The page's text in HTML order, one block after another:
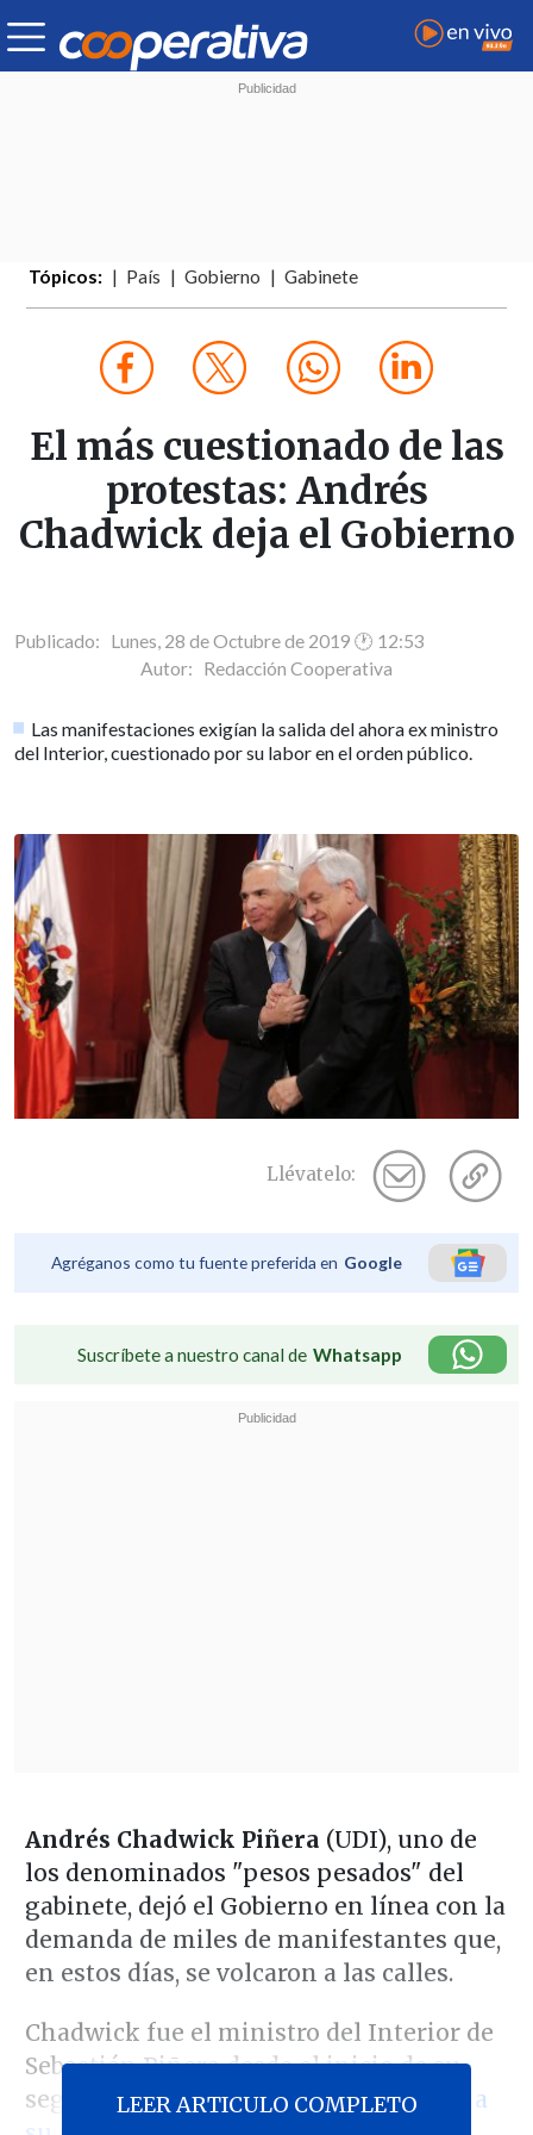
Tópicos: País Gobierno Gabinete
El más cuestionado de las
protestas: Andrés
Chadwick deja el Gobierno
Publicado: Lunes, 28 de Octubre de 2019 🕐 12:53
Autor: Redacción Cooperativa
Las manifestaciones exigían la salida del ahora ex ministro
del Interior, cuestionado por su labor en el orden público.
Llévatelo:
Agréganos como tu fuente preferida en Google
Suscríbete a nuestro canal de Whatsapp
Andrés Chadwick Piñera (UDI), uno de
los denominados "pesos pesados" del
gabinete, dejó el Gobierno en línea con la
demanda de miles de manifestantes que,
en estos días, se volcaron a las calles.
Chadwick fue el ministro del Interior de
Sebastián Piñera desde el inicio de su
segundo mandato,cargo que dejó hoy a
LEER ARTICULO COMPLETO